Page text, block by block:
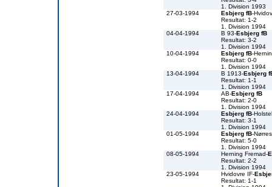
1. Division 1993
27-03-1994
Esbjerg fB-
Resultat: 1-2
1. Division 1994
04-04-1994
B 93-Esbjerg fB
Resultat: 3-2
1. Division 1994
10-04-1994
Esbjerg fB-
Resultat: 0-0
1. Division 1994
13-04-1994
B 1913-Esbjerg
Resultat: 1-1
1. Division 1994
17-04-1994
AB-Esbjerg fB
Resultat: 2-0
1. Division 1994
24-04-1994
Esbjerg fB-
Resultat: 3-1
1. Division 1994
01-05-1994
Esbjerg fB-
Resultat: 5-0
1. Division 1994
08-05-1994
Herning Fremad-
Resultat: 2-2
1. Division 1994
23-05-1994
Hvidovre IF-
Resultat: 1-1